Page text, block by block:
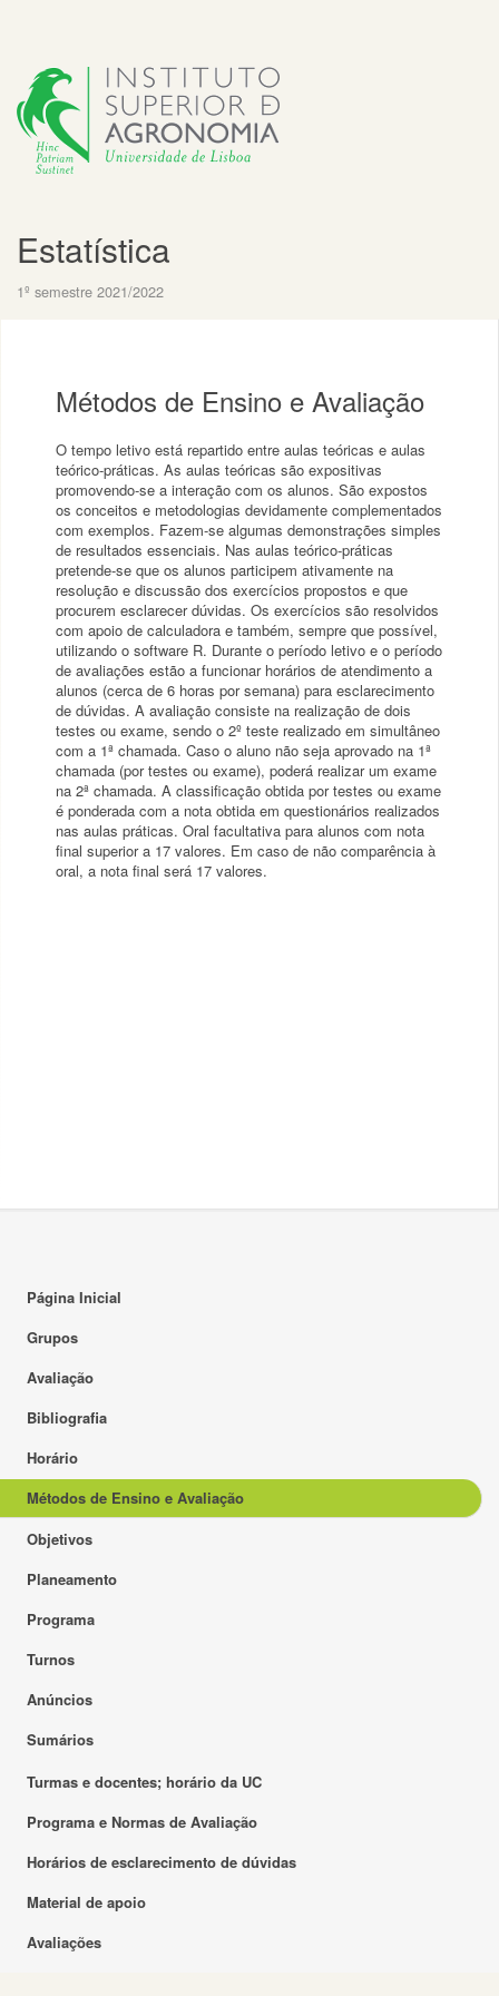
Estatística
1º semestre 2021/2022
Métodos de Ensino e Avaliação
O tempo letivo está repartido entre aulas teóricas e aulas
teórico-práticas. As aulas teóricas são expositivas
promovendo-se a interação com os alunos. São expostos
os conceitos e metodologias devidamente complementados
com exemplos. Fazem-se algumas demonstrações simples
de resultados essenciais. Nas aulas teórico-práticas
pretende-se que os alunos participem ativamente na
resolução e discussão dos exercícios propostos e que
procurem esclarecer dúvidas. Os exercícios são resolvidos
com apoio de calculadora e também, sempre que possível,
utilizando o software R. Durante o período letivo e o período
de avaliações estão a funcionar horários de atendimento a
alunos (cerca de 6 horas por semana) para esclarecimento
de dúvidas. A avaliação consiste na realização de dois
testes ou exame, sendo o 2º teste realizado em simultâneo
com a 1ª chamada. Caso o aluno não seja aprovado na 1ª
chamada (por testes ou exame), poderá realizar um exame
na 2ª chamada. A classificação obtida por testes ou exame
é ponderada com a nota obtida em questionários realizados
nas aulas práticas. Oral facultativa para alunos com nota
final superior a 17 valores. Em caso de não comparência à
oral, a nota final será 17 valores.
Página Inicial
Grupos
Avaliação
Bibliografia
Horário
Métodos de Ensino e Avaliação
Objetivos
Planeamento
Programa
Turnos
Anúncios
Sumários
Turmas e docentes; horário da UC
Programa e Normas de Avaliação
Horários de esclarecimento de dúvidas
Material de apoio
Avaliações